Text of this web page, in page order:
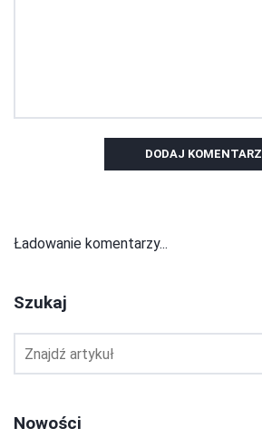
DODAJ KOMENTARZ
Ładowanie komentarzy...
Szukaj
Nowości